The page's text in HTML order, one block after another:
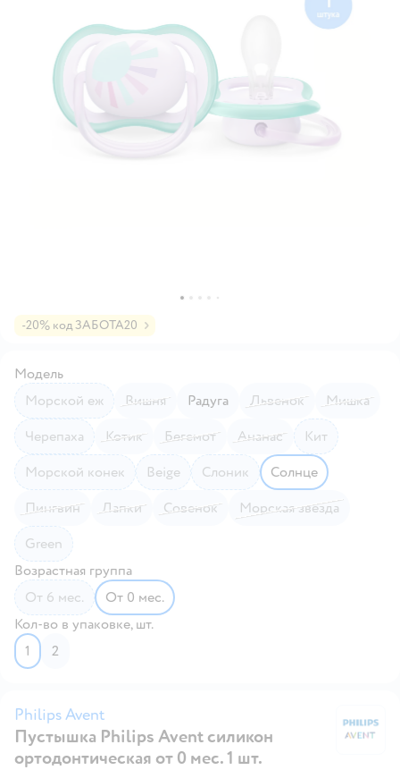
-20% код ЗАБОТА20
Модель
Морской еж
Вишня Радуга Львенок
Мишка
Черепаха
Котик Бегемот Ананас
Кит
Морской конек
Beige Слоник
Солнце
Пингвин
Лапки Совенок
Морская звезда
Green
Возрастная группа
от 6 мес.
от 0 мес.
Кол-во в упаковке, шт.
1
2
Philips Avent
Пустышка Philips Avent силикон
ортодонтическая от 0 мес. 1 шт.